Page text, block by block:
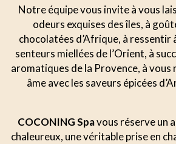
Notre équipe vous invite à vous
odeurs exquises des îles, à
chocolatées d’Afrique, à ressentir
senteurs miellées de l’Orient, à
aromatiques de la Provence, à
âme avec les saveurs épicées
COCONING Spavous réserve un
chaleureux, une véritable prise en